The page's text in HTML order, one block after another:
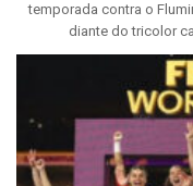
temporada contra o
diante do tricolor